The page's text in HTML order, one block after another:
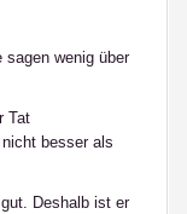
sagen wenig über
Tat
besser als
Deshalb ist er